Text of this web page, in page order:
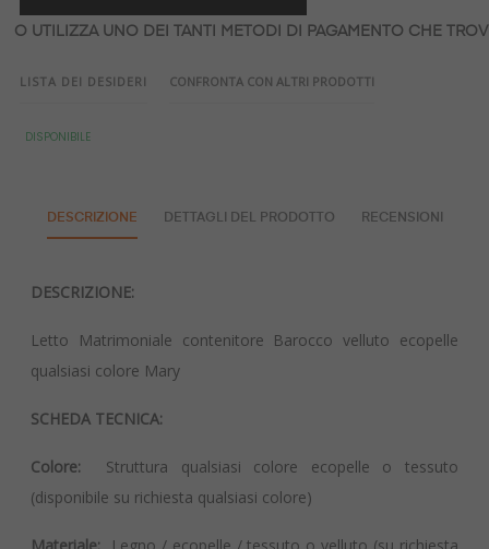
O UTILIZZA UNO DEI TANTI METODI DI PAGAMENTO CHE
LISTA DEI DESIDERI CONFRONTA CON ALTRI PRODOTTI
DISPONIBILE
DESCRIZIONE DETTAGLI DEL PRODOTTO RECENSIONI
DESCRIZIONE:
Letto Matrimoniale contenitore Barocco velluto ecopelle
qualsiasi colore Mary
SCHEDA TECNICA:
Colore:
Struttura qualsiasi colore ecopelle o tessuto
(disponibile su richiesta qualsiasi colore)